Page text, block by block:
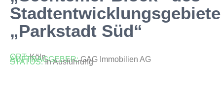
„Parkstadt Süd“
ORT:Köln
AUFTRAGGEBER:GAG Immobilien AG
STATUS:In Ausführung